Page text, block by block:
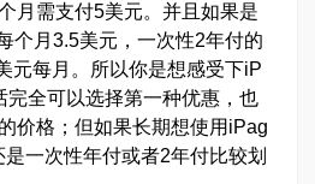
月需支付5美元。并且如果是
个月3.5美元，一次性2年付的
元每月。所以你是想感受下iP
完全可以选择第一种优惠，也
价格；但如果长期想使用iPag
一次性年付或者2年付比较划